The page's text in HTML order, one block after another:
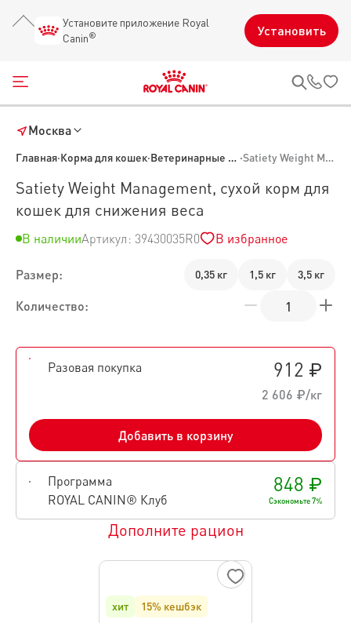
Установите приложение Royal
Canin® Установить
Открыть меню
Главная·Корма для кошек· Ветеринарные корма для кошек · Satiety Weight Management, сухой корм для кошек для снижения веса
Москва
Satiety Weight Management, сухой корм для
кошек для снижения веса
В наличииАртикул: 39430035R0 В избранное
Размер: 0,35 кг 1,5 кг 3,5 кг
Количество:
Разовая покупка 912 ₽
2 606 ₽/кг
Добавить в корзину
Программа
ROYAL CANIN® Клуб
848 ₽
Сэкономьте 7%
Дополните рацион
хит 15% кешбэк